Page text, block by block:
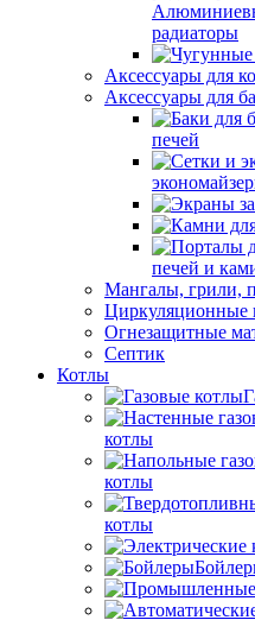
радиаторы
Аксессуары для
Аксессуары для
печей
печей и
Мангалы, грили,
Циркуляционные
Огнезащитные
Септик
Котлы
котлы
котлы
котлы